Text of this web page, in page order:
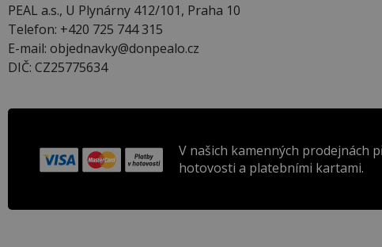
PEAL a.s., U Plynárny 412/101, Praha 10
Telefon: +420 725 744 315
E-mail: objednavky@donpealo.cz
DIČ: CZ25775634
V našich kamenných prodejnách
hotovosti a platebními kartami.